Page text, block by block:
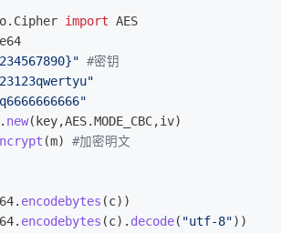
import AES
"
"
"
. new( key,AES.MODE_CBC,iv)
(m)
. encodebytes (c))
. encodebytes (c). decode( "utf-8"))